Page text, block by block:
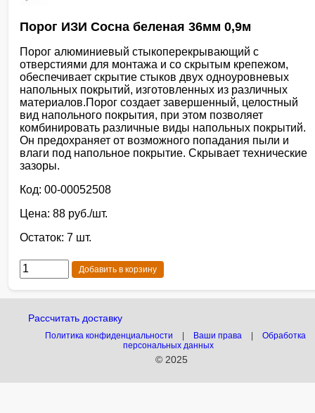
Порог ИЗИ Сосна беленая 36мм 0,9м
Порог алюминиевый стыкоперекрывающий с
отверстиями для монтажа и со скрытым крепежом,
обеспечивает скрытие стыков двух одноуровневых
напольных покрытий, изготовленных из различных
материалов.Порог создает завершенный, целостный
вид напольного покрытия, при этом позволяет
комбинировать различные виды напольных покрытий.
Он предохраняет от возможного попадания пыли и
влаги под напольное покрытие. Скрывает технические
зазоры.
Код: 00-00052508
Цена: 88 руб./шт.
Остаток: 7 шт.
Добавить в корзину
Рассчитать доставку
Политика конфиденциальности Ваши права
Обработка
персональных данных
© 2025